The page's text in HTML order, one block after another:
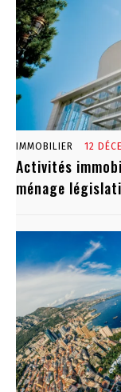
IMMOBILIER 12
Activités
ménage